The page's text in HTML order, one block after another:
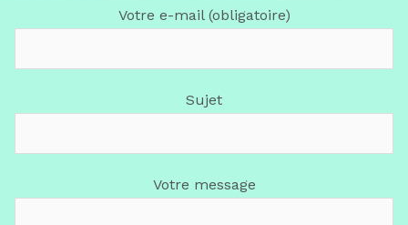
Votre e-mail (obligatoire)
Sujet
Votre message